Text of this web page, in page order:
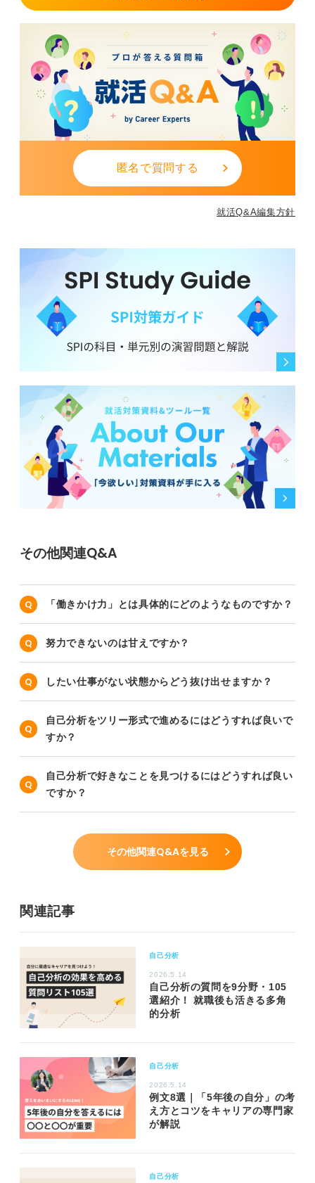
匿名で質問する
就活Q&A編集方針
その他関連Q&A
「働きかけ力」とは具体的にどのようなものですか？
努力できないのは甘えですか？
したい仕事がない状態からどう抜け出せますか？
自己分析をツリー形式で進めるにはどうすれば良いで
すか？
自己分析で好きなことを見つけるにはどうすれば良い
ですか？
その他関連Q&Aを見る
関連記事
自己分析
2026.5.14
自己分析の質問を9分野・105
選紹介！ 就職後も活きる多角
的分析
自己分析
2026.5.14
例文8選｜「5年後の自分」の考
え方とコツをキャリアの専門家
が解説
自己分析